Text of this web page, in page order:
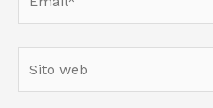
web